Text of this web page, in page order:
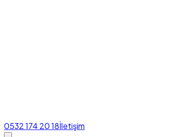
0532 174 20 18İletişim